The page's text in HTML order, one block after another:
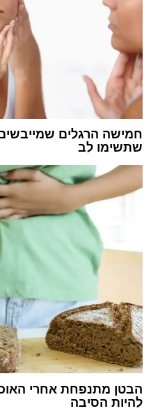
חמישה הרגלים
שתשימו לב
להיות הסיבה